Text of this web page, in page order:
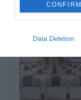
CONFIRM
Data Deletion